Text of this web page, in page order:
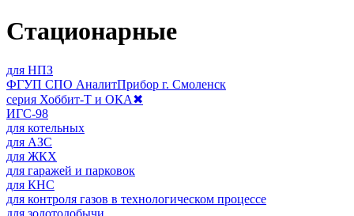
Стационарные
для НПЗ
ФГУП СПО АналитПрибор г. Смоленск
серия Хоббит-Т и ОКА✖
ИГС-98
для котельных
для АЗС
для ЖКХ
для гаражей и парковок
для КНС
для контроля газов в технологическом процессе
для золотодобычи